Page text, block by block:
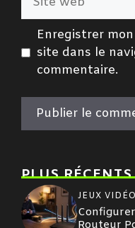
Enregistrer
site dans le
commentaire.
PLUS RÉCENTS
JEUX VIDÉO
Configurer
Routeur